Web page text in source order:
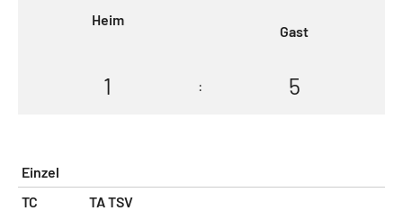
Heim
Gast
1 : 5
Einzel
TC
TA TSV